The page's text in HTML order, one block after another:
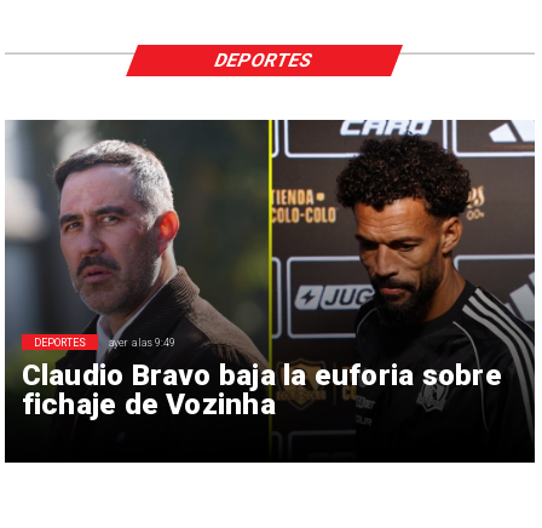
Claudio Bravo baja la euforia sobre
fichaje de Vozinha
DEPORTES ayer a las 9:49
DEPORTES